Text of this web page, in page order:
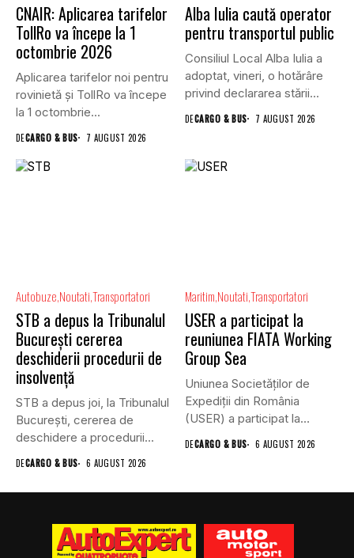
CNAIR: Aplicarea tarifelor
TollRo va începe la 1
octombrie 2026
Aplicarea tarifelor noi pentru
rovinietă și TollRo va începe
la 1 octombrie...
DECARGO & BUS 7 AUGUST 2026
Alba Iulia caută operator
pentru transportul public
Consiliul Local Alba Iulia a
adoptat, vineri, o hotărâre
privind declararea stării...
DECARGO & BUS 7 AUGUST 2026
Autobuze NoutatiTransportatori
STB a depus la Tribunalul
București cererea
deschiderii procedurii de
insolvență
STB a depus joi, la Tribunalul
Bucureşti, cererea de
deschidere a procedurii...
DECARGO & BUS 6 AUGUST 2026
Maritim NoutatiTransportatori
USER a participat la
reuniunea FIATA Working
Group Sea
Uniunea Societăților de
Expediții din România
(USER) a participat la
reuniunea online...
DECARGO & BUS 6 AUGUST 2026